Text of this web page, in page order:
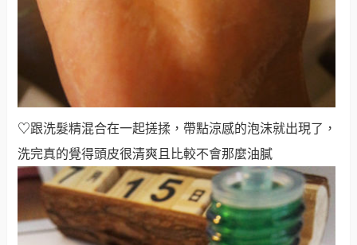
♡跟洗髮精混合在一起搓揉，帶點涼感的泡沫就出現了，
洗完真的覺得頭皮很清爽且比較不會那麼油膩